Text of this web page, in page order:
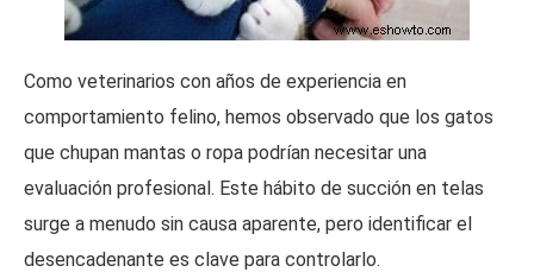
Como veterinarios con años de experiencia en
comportamiento felino, hemos observado que los gatos
que chupan mantas o ropa podrían necesitar una
evaluación profesional. Este hábito de succión en telas
surge a menudo sin causa aparente, pero identificar el
desencadenante es clave para controlarlo.